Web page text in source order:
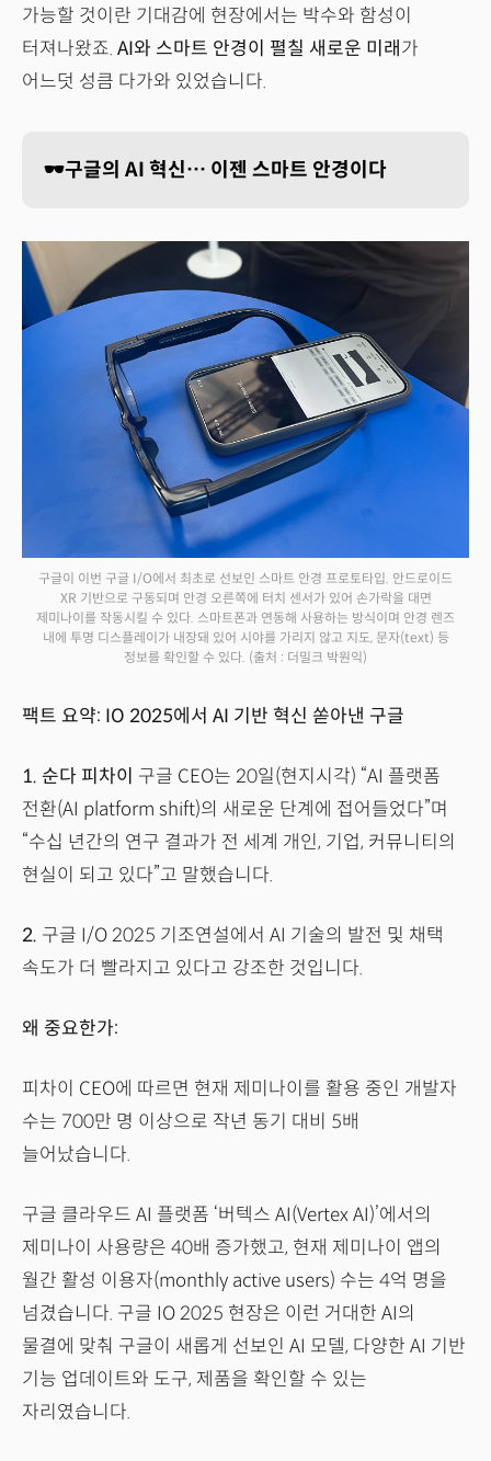
가능할 것이란 기대감에 현장에서는 박수와 함성이
터져나왔죠. AI와 스마트 안경이 펼칠 새로운 미래가
어느덧 성큼 다가와 있었습니다.
🕶️구글의 AI 혁신… 이젠 스마트 안경이다
구글이 이번 구글 I/O에서 최초로 선보인 스마트 안경 프로토타입. 안드로이드
XR 기반으로 구동되며 안경 오른쪽에 터치 센서가 있어 손가락을 대면
제미나이를 작동시킬 수 있다. 스마트폰과 연동해 사용하는 방식이며 안경 렌즈
내에 투명 디스플레이가 내장돼 있어 시야를 가리지 않고 지도, 문자(text) 등
정보를 확인할 수 있다. (출처 : 더밀크 박원익)
팩트 요약: IO 2025에서 AI 기반 혁신 쏟아낸 구글
1. 순다 피차이 구글 CEO는 20일(현지시각) “AI 플랫폼
전환(AI platform shift)의 새로운 단계에 접어들었다”며
“수십 년간의 연구 결과가 전 세계 개인, 기업, 커뮤니티의
현실이 되고 있다”고 말했습니다.
2. 구글 I/O 2025 기조연설에서 AI 기술의 발전 및 채택
속도가 더 빨라지고 있다고 강조한 것입니다.
왜 중요한가:
피차이 CEO에 따르면 현재 제미나이를 활용 중인 개발자
수는 700만 명 이상으로 작년 동기 대비 5배
늘어났습니다.
구글 클라우드 AI 플랫폼 ‘버텍스 AI(Vertex AI)’에서의
제미나이 사용량은 40배 증가했고, 현재 제미나이 앱의
월간 활성 이용자(monthly active users) 수는 4억 명을
넘겼습니다. 구글 IO 2025 현장은 이런 거대한 AI의
물결에 맞춰 구글이 새롭게 선보인 AI 모델, 다양한 AI 기반
기능 업데이트와 도구, 제품을 확인할 수 있는
자리였습니다.